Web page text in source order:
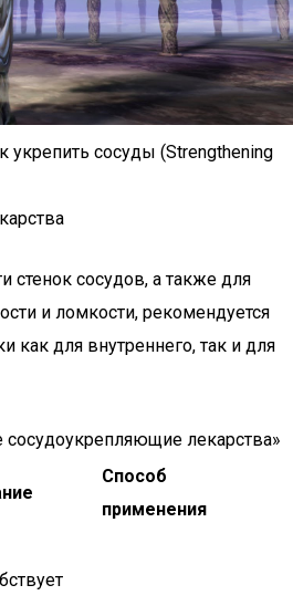
укрепить сосуды (Strengthening
стенок сосудов, а также для
и ломкости, рекомендуется
как для внутреннего, так и для
лекарства»
Способ
применения